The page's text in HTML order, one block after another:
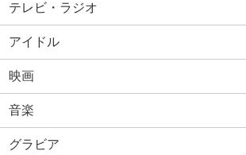
テレビ・ラジオ
アイドル
映画
音楽
グラビア